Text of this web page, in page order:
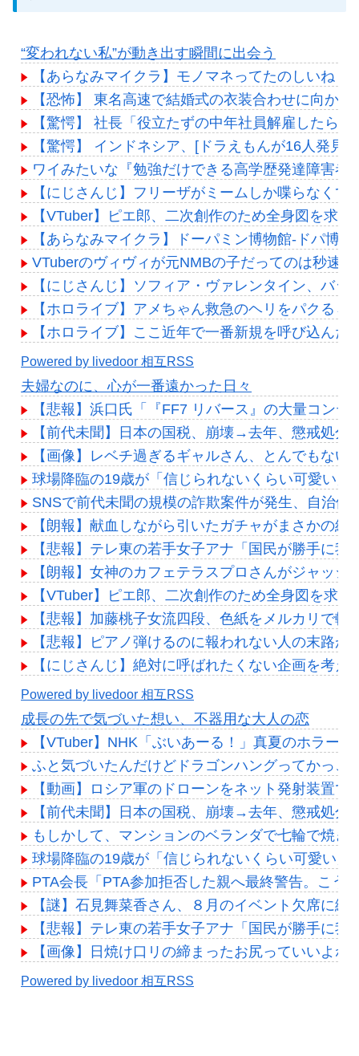
“変われない私”が動き出す瞬間に出会う
【あらなみマイクラ】モノマネってたのしいね！
【恐怖】 東名高速で結婚式の衣装合わせに向か
【驚愕】 社長「役立たずの中年社員解雇したら
【驚愕】 インドネシア、[ドラえもんが16人発見
ワイみたいな『勉強だけできる高学歴発達障害者
【にじさんじ】フリーザがミームしか喋らなく
【VTuber】ピエ郎、二次創作のため全身図を求
【あらなみマイクラ】ドーパミン博物館-ドパ博-
VTuberのヴィヴィが元NMBの子だってのは秒速
【にじさんじ】ソフィア・ヴァレンタイン、バッ
【ホロライブ】アメちゃん救急のヘリをパクる→
【ホロライブ】ここ近年で一番新規を呼び込んだ
Powered by livedoor 相互RSS
夫婦なのに、心が一番遠かった日々
【悲報】浜口氏「『FF7 リバース』の大量コン
【前代未聞】日本の国税、崩壊→去年、懲戒処
【画像】レベチ過ぎるギャルさん、とんでもな
球場降臨の19歳が「信じられないくらい可愛い
SNSで前代未聞の規模の詐欺案件が発生、自治
【朗報】献血しながら引いたガチャがまさかの結
【悲報】テレ東の若手女子アナ「国民が勝手に
【朗報】女神のカフェテラスプロさんがジャッ
【VTuber】ピエ郎、二次創作のため全身図を求
【悲報】加藤桃子女流四段、色紙をメルカリで転
【悲報】ピアノ弾けるのに報われない人の末路が
【にじさんじ】絶対に呼ばれたくない企画を考え
Powered by livedoor 相互RSS
成長の先で気づいた想い、不器用な大人の恋
【VTuber】NHK「ぶいあーる！」真夏のホラー
ふと気づいたんだけどドラゴンハングってかっ
【動画】ロシア軍のドローンをネット発射装置で
【前代未聞】日本の国税、崩壊→去年、懲戒処
もしかして、マンションのベランダで七輪で焼き
球場降臨の19歳が「信じられないくらい可愛い
PTA会長「PTA参加拒否した親へ最終警告。こう
【謎】石見舞菜香さん、８月のイベント欠席に
【悲報】テレ東の若手女子アナ「国民が勝手に
【画像】日焼け口リの締まったお尻っていいよね
Powered by livedoor 相互RSS